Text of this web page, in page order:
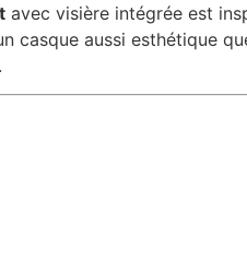
avec visière intégrée est
casque aussi esthétique